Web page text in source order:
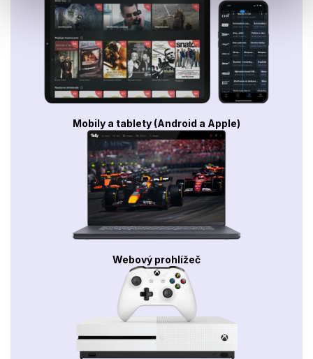
Mobily a tablety (Android a Apple)
Webový prohlížeč